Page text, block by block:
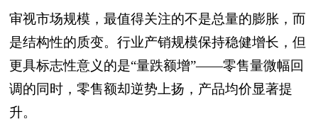
审视市场规模，最值得关注的不是总量的膨胀，而
是结构性的质变。行业产销规模保持稳健增长，但
更具标志性意义的是“量跌额增”——零售量微幅回
调的同时，零售额却逆势上扬，产品均价显著提
升。